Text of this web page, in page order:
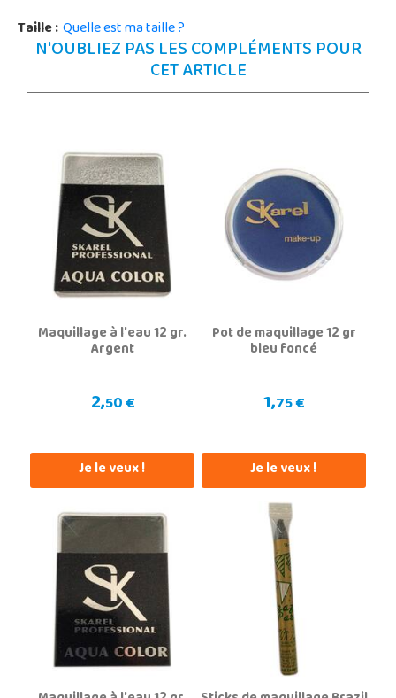
Taille :Quelle est ma taille ?
N'OUBLIEZ PAS LES COMPLÉMENTS POUR
CET ARTICLE
Maquillage à l'eau 12 gr.
Argent
2,50 €
Je le veux !
Pot de maquillage 12 gr
bleu foncé
1,75 €
Je le veux !